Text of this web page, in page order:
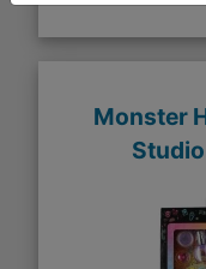
Monster